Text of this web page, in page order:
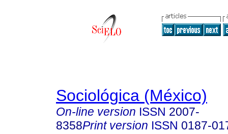
Sociológica (México)
On-line version ISSN 2007-
8358Print version ISSN 0187-